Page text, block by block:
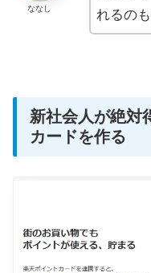
ななし
れるの
新社会人が絶対
カードを作る